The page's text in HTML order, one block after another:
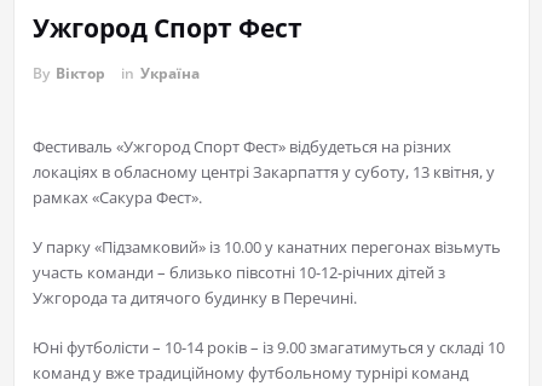
Ужгород Спорт Фест
By Віктор in Україна
Фестиваль «Ужгород Спорт Фест» відбудеться на різних
локаціях в обласному центрі Закарпаття у суботу, 13 квітня, у
рамках «Сакура Фест».
У парку «Підзамковий» із 10.00 у канатних перегонах візьмуть
участь команди – близько півсотні 10-12-річних дітей з
Ужгорода та дитячого будинку в Перечині.
Юні футболісти – 10-14 років – із 9.00 змагатимуться у складі 10
команд у вже традиційному футбольному турнірі команд